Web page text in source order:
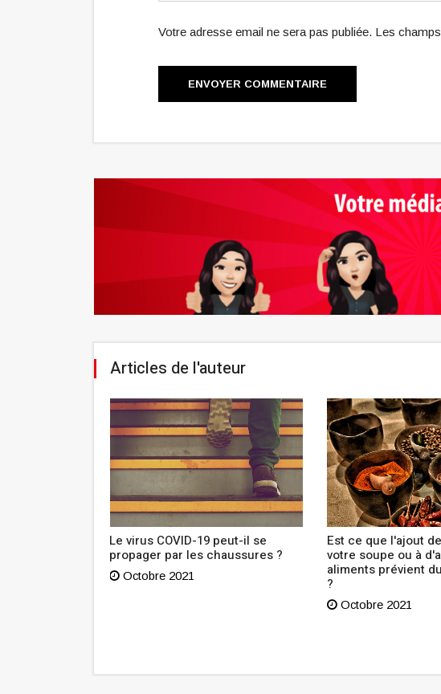
Votre adresse email ne sera pas publiée. Les
ENVOYER COMMENTAIRE
Articles de l'auteur
Le virus COVID-19 peut-il se
propager par les chaussures ?
Octobre 2021
Est ce que l'ajout
votre soupe ou à
aliments prévient
?
Octobre 2021